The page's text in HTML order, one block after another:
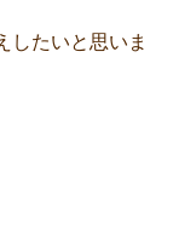
したいと思いま